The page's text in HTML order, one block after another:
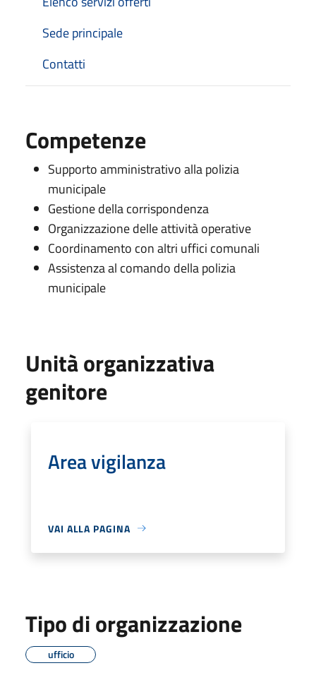
Sede principale
Contatti
Competenze
Supporto amministrativo alla polizia
municipale
Gestione della corrispondenza
Organizzazione delle attività operative
Coordinamento con altri uffici comunali
Assistenza al comando della polizia
municipale
Unità organizzativa
genitore
Area vigilanza
VAI ALLA PAGINA
Tipo di organizzazione
ufficio